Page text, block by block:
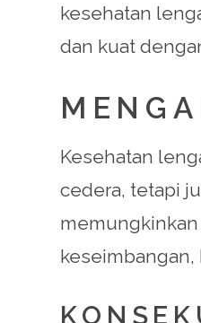
kesehatan
dan kuat
Kesehatan
cedera, tetapi
keseimbangan,